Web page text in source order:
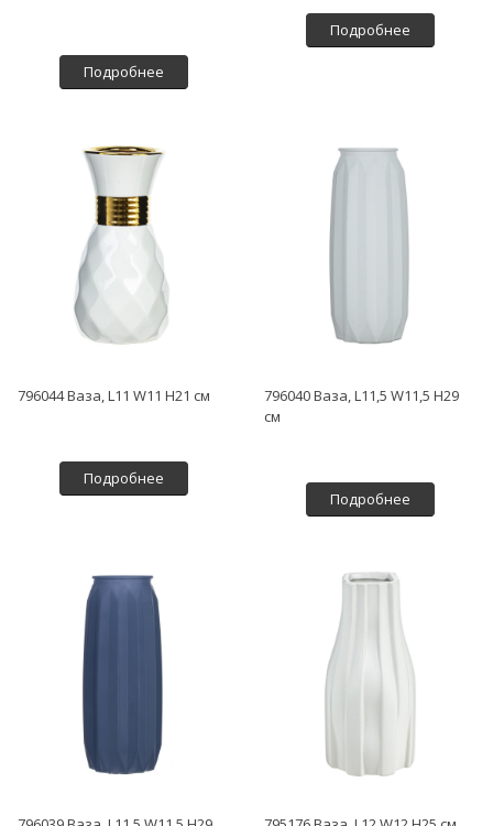
Подробнее
Подробнее
796044 Ваза, L11 W11 H21 см
Подробнее
796040 Ваза, L11,5 W11,5 H29
см
Подробнее